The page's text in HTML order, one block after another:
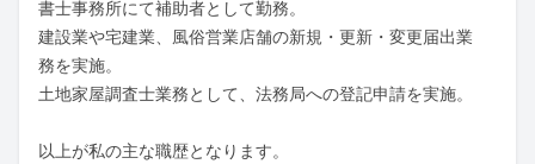
書士事務所にて補助者として勤務。
建設業や宅建業、風俗営業店舗の新規・更新・変更届出業
務を実施。
土地家屋調査士業務として、法務局への登記申請を実施。
以上が私の主な職歴となります。